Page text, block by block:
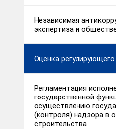
Независимая
экспертиза и
Оценка
Регламентация
государственной
осуществлению
(контроля) надзора в
строительства